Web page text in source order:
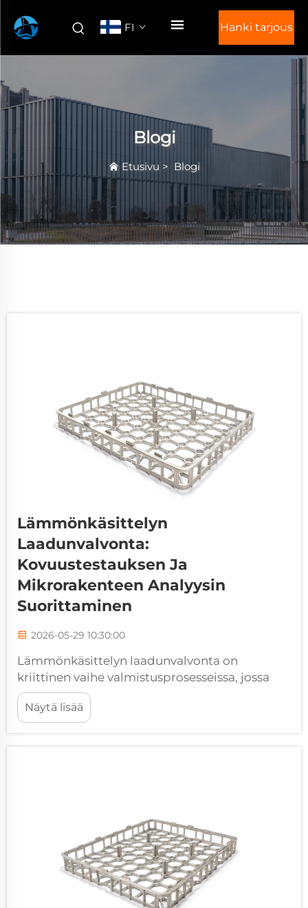
FI Hanki tarjous
Blogi
Etusivu > Blogi
Lämmönkäsittelyn
Laadunvalvonta:
Kovuustestauksen Ja
Mikrorakenteen Analyysin
Suorittaminen
2026-05-29 10:30:00
Lämmönkäsittelyn laadunvalvonta on
kriittinen vaihe valmistusprosesseissa, jossa
tarkkuus, yhdenmukaisuus ja varmentaminen
määrittävät, täyttävätkö metallikomponentit
tiukat suorituskyvyn vaatimukset. Minkä
Näytä lisää